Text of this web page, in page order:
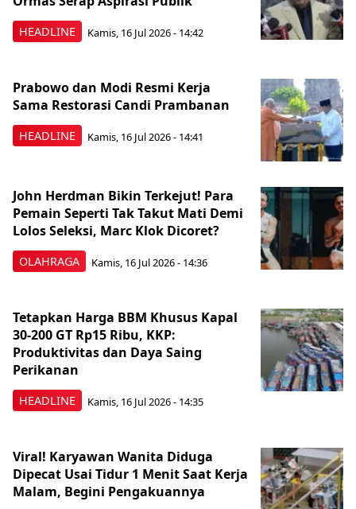
HEADLINE Kamis, 16 Jul 2026 - 14:42
HEADLINE
Prabowo dan Modi Resmi Kerja
Sama Restorasi Candi Prambanan
Kamis, 16 Jul 2026 - 14:41
OLAHRAGA
John Herdman Bikin Terkejut! Para
Pemain Seperti Tak Takut Mati Demi
Lolos Seleksi, Marc Klok Dicoret?
Kamis, 16 Jul 2026 - 14:36
HEADLINE
Tetapkan Harga BBM Khusus Kapal
30-200 GT Rp15 Ribu, KKP:
Produktivitas dan Daya Saing
Perikanan
Kamis, 16 Jul 2026 - 14:35
Viral! Karyawan Wanita Diduga
Dipecat Usai Tidur 1 Menit Saat Kerja
Malam, Begini Pengakuannya